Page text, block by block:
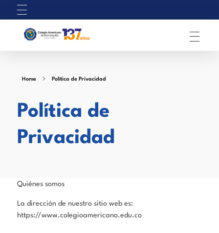
C
olegio Americano de Barranquilla
Home Política de Privacidad
Política de
Privacidad
Quiénes somos
La dirección de nuestro sitio web es:
https://www.colegioamericano.edu.co